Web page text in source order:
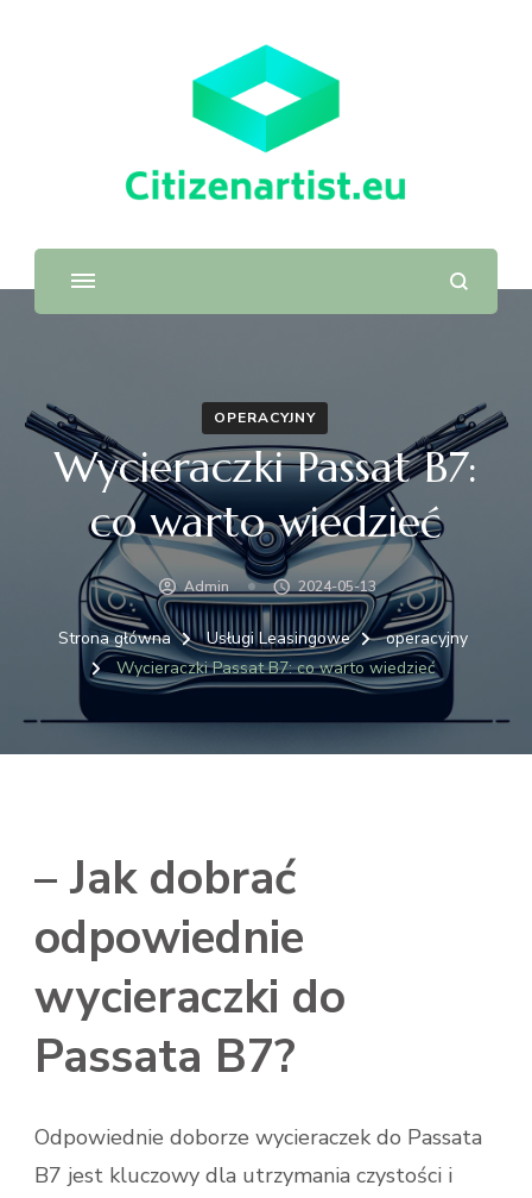
OPERACYJNY
Wycieraczki Passat B7:
co warto wiedzieć
Admin 2024-05-13
Strona główna Usługi Leasingowe
operacyjny
Wycieraczki Passat B7: co warto wiedzieć
– Jak dobrać
odpowiednie
wycieraczki do
Passata B7?
Odpowiednie doborze wycieraczek do Passata
B7 jest kluczowy dla utrzymania czystości i